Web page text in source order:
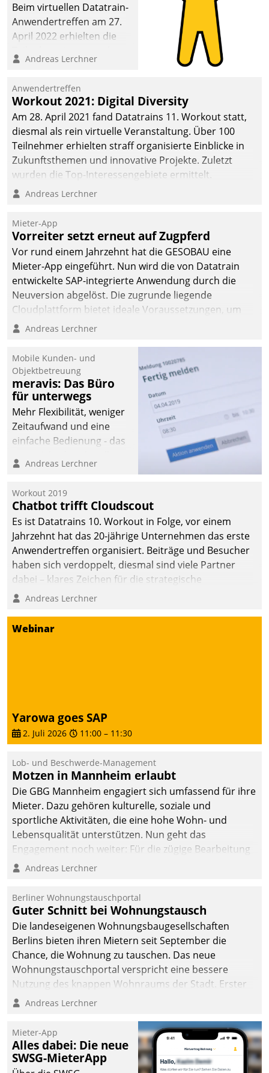
Beim virtuellen Datatrain-
Anwendertreffen am 27.
April 2022 erhielten die
Teilnehmer kurzweilige
Cloud-Strategien und -
Lösungen mit hohem
Zukunftspotenzial.
Andreas Lerchner
Anwendertreffen
Workout 2021: Digital Diversity
Am 28. April 2021 fand Datatrains 11. Workout statt,
diesmal als rein virtuelle Veranstaltung. Über 100
Teilnehmer erhielten straff organisierte Einblicke in
Zukunftsthemen und innovative Projekte. Zuletzt
wurden die Top-Interessengebiete ermittelt.
Andreas Lerchner
Mieter-App
Vorreiter setzt erneut auf Zugpferd
Vor rund einem Jahrzehnt hat die GESOBAU eine
Mieter-App eingeführt. Nun wird die von Datatrain
entwickelte SAP-integrierte Anwendung durch die
Neuversion abgelöst. Die zugrunde liegende
Cloudplattform bietet ideale Voraussetzungen, um
die Funktionalität der App zu erweitern und weitere
integrieren.
Andreas Lerchner
Mobile Kunden- und
Objektbetreuung
meravis: Das Büro
für unterwegs
Mehr Flexibilität, weniger
Zeitaufwand und eine
einfache Bedienung - das
Cockpit für mobile
Datatrain. Die meravis
Wohnungsbau- und
Immobilien GmbH hat
sich dabei für den Betrieb
der Lösung über die SAP
Cloud Platform
entschieden - als erstes
Unternehmen am
Wohnungsmarkt.
Andreas Lerchner
Workout 2019
Chatbot trifft Cloudscout
Es ist Datatrains 10. Workout in Folge, vor einem
Jahrzehnt hat das 20-jährige Unternehmen das erste
Anwendertreffen organisiert. Beiträge und Besucher
haben sich verdoppelt, diesmal sind viele Partner
dabei – klares Zeichen für die strategische
Fokussierung auf den Kunden.
Andreas Lerchner
Webinar
Yarowa goes SAP
2. Juli 2026 11:00 – 11:30
Lob- und Beschwerde-Management
Motzen in Mannheim erlaubt
Die GBG Mannheim engagiert sich umfassend für ihre
Mieter. Dazu gehören kulturelle, soziale und
sportliche Aktivitäten, die eine hohe Wohn- und
Lebensqualität unterstützen. Nun geht das
Engagement noch weiter: Für die zügige Bearbeitung
von Beschwerden – oder Lob – richtet das
und Beschwerde-Management einen eigenen Kanal
ein.
Andreas Lerchner
Berliner Wohnungstauschportal
Guter Schnitt bei Wohnungstausch
Die landeseigenen Wohnungsbaugesellschaften
Berlins bieten ihren Mietern seit September die
Chance, die Wohnung zu tauschen. Das neue
Wohnungstauschportal verspricht eine bessere
Nutzung des knappen Wohnraums der Stadt. Erster
Anwendungsfall für Datatrains Lösung API-Hub mit
Unternehmen.
Andreas Lerchner
Mieter-App
Alles dabei: Die neue
SWSG-MieterApp